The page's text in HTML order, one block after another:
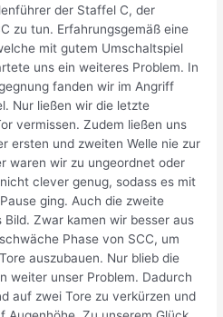
der Staffel C, der
zu tun. Erfahrungsgemäß eine
mit gutem Umschaltspiel
uns ein weiteres Problem. In
fanden wir im Angriff
Nur ließen wir die letzte
vermissen. Zudem ließen uns
ersten und zweiten Welle nie zur
waren wir zu ungeordnet oder
clever genug, sodass es mit
ging. Auch die zweite
Zwar kamen wir besser aus
Phase von SCC, um
auszubauen. Nur blieb die
weiter unser Problem. Dadurch
auf zwei Tore zu verkürzen und